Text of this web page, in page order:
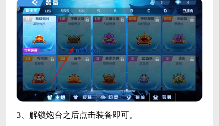
3、解锁炮台之后点击装备即可。